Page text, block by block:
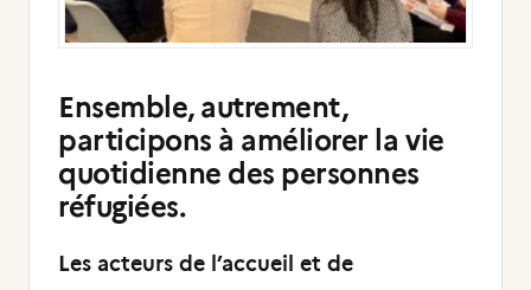
Ensemble, autrement,
participons à améliorer la vie
quotidienne des personnes
réfugiées.
Les acteurs de l’accueil et de